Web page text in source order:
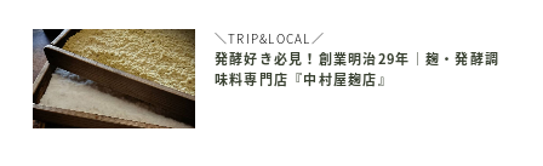
＼TRIP&LOCAL／
発酵好き必見！創業明治29年｜麹・発酵調
味料専門店『中村屋麹店』